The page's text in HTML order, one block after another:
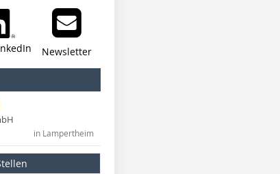
Newsletter
in Lampertheim